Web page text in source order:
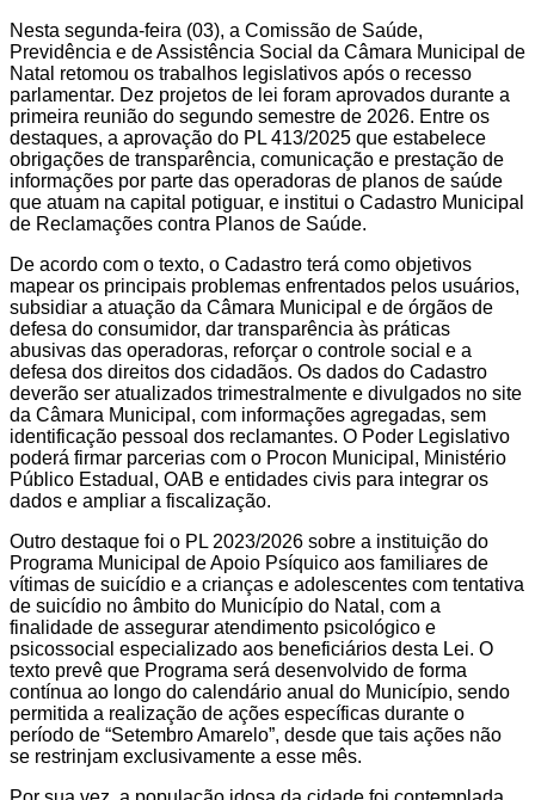
Nesta segunda-feira (03), a Comissão de Saúde,
Previdência e de Assistência Social da Câmara Municipal de
Natal retomou os trabalhos legislativos após o recesso
parlamentar. Dez projetos de lei foram aprovados durante a
primeira reunião do segundo semestre de 2026. Entre os
destaques, a aprovação do PL 413/2025 que estabelece
obrigações de transparência, comunicação e prestação de
informações por parte das operadoras de planos de saúde
que atuam na capital potiguar, e institui o Cadastro Municipal
de Reclamações contra Planos de Saúde.
De acordo com o texto, o Cadastro terá como objetivos
mapear os principais problemas enfrentados pelos usuários,
subsidiar a atuação da Câmara Municipal e de órgãos de
defesa do consumidor, dar transparência às práticas
abusivas das operadoras, reforçar o controle social e a
defesa dos direitos dos cidadãos. Os dados do Cadastro
deverão ser atualizados trimestralmente e divulgados no site
da Câmara Municipal, com informações agregadas, sem
identificação pessoal dos reclamantes. O Poder Legislativo
poderá firmar parcerias com o Procon Municipal, Ministério
Público Estadual, OAB e entidades civis para integrar os
dados e ampliar a fiscalização.
Outro destaque foi o PL 2023/2026 sobre a instituição do
Programa Municipal de Apoio Psíquico aos familiares de
vítimas de suicídio e a crianças e adolescentes com tentativa
de suicídio no âmbito do Município do Natal, com a
finalidade de assegurar atendimento psicológico e
psicossocial especializado aos beneficiários desta Lei. O
texto prevê que Programa será desenvolvido de forma
contínua ao longo do calendário anual do Município, sendo
permitida a realização de ações específicas durante o
período de “Setembro Amarelo”, desde que tais ações não
se restrinjam exclusivamente a esse mês.